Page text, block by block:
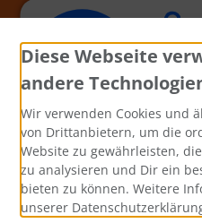
Diese Webseite
andere
Wir verwenden Cookies und
von Drittanbietern, um die
Website zu gewährleisten,
zu analysieren und Dir ein
bieten zu können. Weitere
unserer